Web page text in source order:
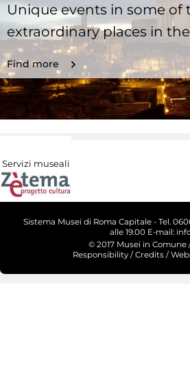
Unique events in some of
extraordinary places in
Find more
Servizi museali
Sistema Musei di Roma Capitale - Tel.
alle 19.00 E-mail:
© 2017 Musei in Comune
Responsibility /Credits /